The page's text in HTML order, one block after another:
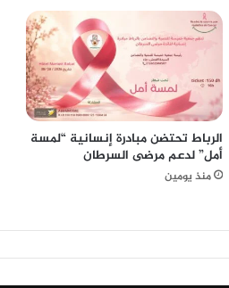
الرباط تحتضن مبادرة إنسانية “لمسة
أمل” لدعم مرضى السرطان
منذ يومين